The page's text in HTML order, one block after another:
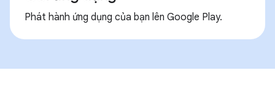
Phát hành ứng dụng của bạn lên Google Play.